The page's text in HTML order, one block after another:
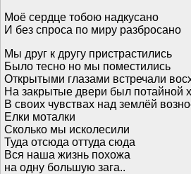
Моё сердце тобою надкусано
И без спроса по миру разбросано
Мы друг к другу пристрастились
Было тесно но мы поместились
Открытыми глазами встречали
На закрытые двери был потайной
В своих чувствах над землёй
Елки моталки
Сколько мы исколесили
Туда отсюда оттуда сюда
Вся наша жизнь похожа
на одну большую зага..